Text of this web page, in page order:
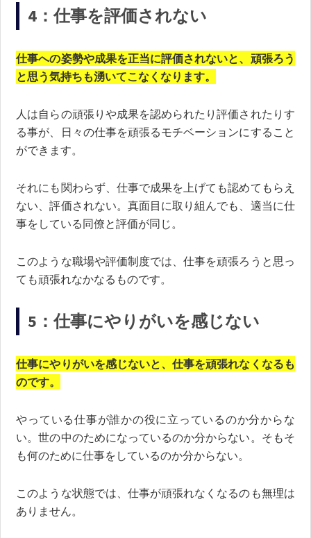
4：仕事を評価されない
仕事への姿勢や成果を正当に評価されないと、頑張ろう
と思う気持ちも湧いてこなくなります。
人は自らの頑張りや成果を認められたり評価されたりす
る事が、日々の仕事を頑張るモチベーションにすること
ができます。
それにも関わらず、仕事で成果を上げても認めてもらえ
ない、評価されない。真面目に取り組んでも、適当に仕
事をしている同僚と評価が同じ。
このような職場や評価制度では、仕事を頑張ろうと思っ
ても頑張れなかなるものです。
5：仕事にやりがいを感じない
仕事にやりがいを感じないと、仕事を頑張れなくなるも
のです。
やっている仕事が誰かの役に立っているのか分からな
い。世の中のためになっているのか分からない。そもそ
も何のために仕事をしているのか分からない。
このような状態では、仕事が頑張れなくなるのも無理は
ありません。